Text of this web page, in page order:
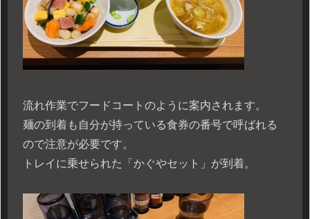
流れ作業でフードコートのように案内されます。
麺の到着も自分が持っている食券の番号で呼ばれる
ので注意が必要です。
トレイに乗せられた「かぐやセット」が到着。